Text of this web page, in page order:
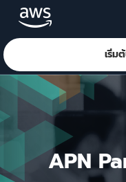
ข้ามไปที่เนื้อหาหลัก
เริ่ม
APN